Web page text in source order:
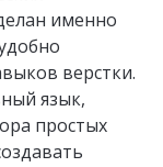
именно
верстки.
язык,
простых